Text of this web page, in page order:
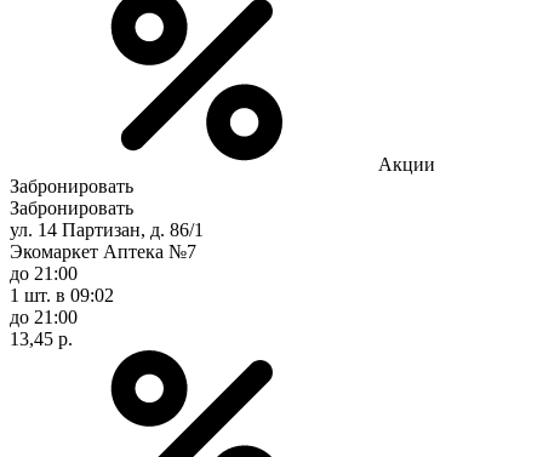
Акции
Забронировать
Забронировать
ул. 14 Партизан, д. 86/1
Экомаркет Аптека №7
до 21:00
1 шт. в 09:02
до 21:00
13,45 р.